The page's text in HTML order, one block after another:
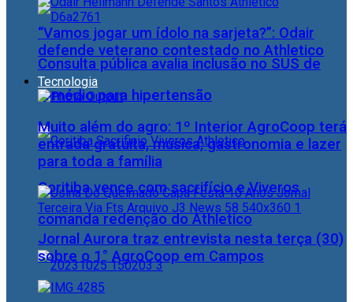
Consulta pública avalia inclusão no SUS de
remédio para hipertensão
Coritiba vence com sacrifício e Viveros
comanda redenção do Athletico
“Vamos jogar um ídolo na sarjeta?”: Odair
defende veterano contestado no Athletico
Tecnologia
Muito além do agro: 1º Interior AgroCoop terá
entrada gratuita, música, gastronomia e lazer
para toda a família
Jornal Aurora traz entrevista nesta terça (30)
sobre o 1° AgroCoop em Campos